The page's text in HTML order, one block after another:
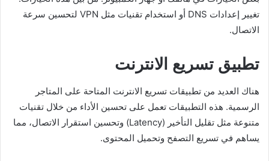
تغيير إعدادات DNS أو استخدام تقنيات مثل VPN لتحسين سرعة
الاتصال.
تطبيق تسريع الانترنت
هناك العديد من تطبيقات تسريع الانترنت المتاحة على المتاجر
الرسمية. هذه التطبيقات تعمل على تحسين الأداء من خلال تقنيات
متنوعة مثل تقليل التأخير (Latency) وتحسين استقرار الاتصال، مما
يساهم في تسريع التصفح وتحميل المحتوى.